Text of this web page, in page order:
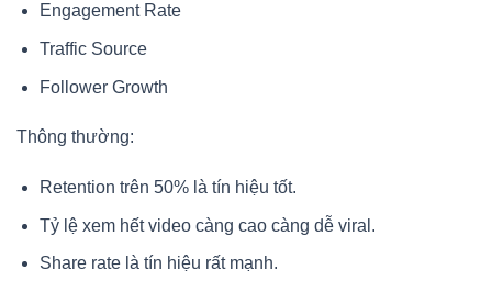
Engagement Rate
Traffic Source
Follower Growth
Thông thường:
Retention trên 50% là tín hiệu tốt.
Tỷ lệ xem hết video càng cao càng dễ viral.
Share rate là tín hiệu rất mạnh.